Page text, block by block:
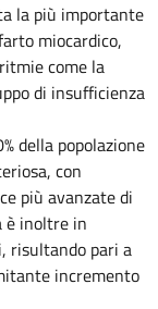
la più importante
miocardico,
come la
di insufficienza
della popolazione
con
più avanzate di
è inoltre in
risultando pari a
incremento